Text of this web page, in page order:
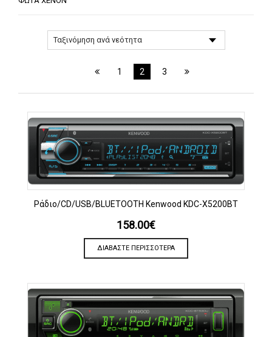
1 2 3
Ράδιο/CD/USB/BLUETOOTH Kenwood KDC-X5200BT
158.00€
ΔΙΑΒΆΣΤΕ ΠΕΡΙΣΣΌΤΕΡΑ